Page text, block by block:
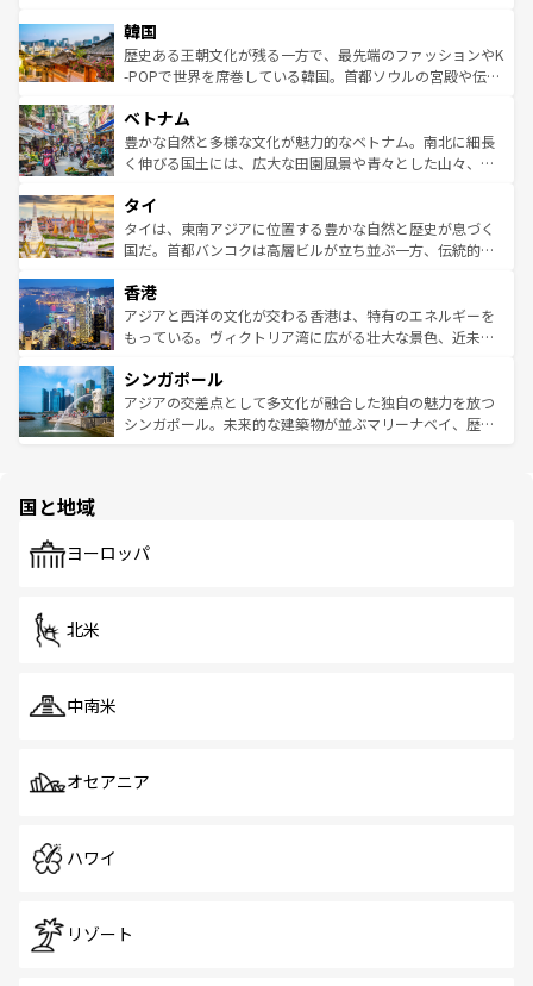
ワイを、存分に味わってほしい。 なお、新着のハワイ情報
はコンテンツ一覧を参照してほしい。
いる。アクティビティも充実しており、サーフィンやダイ
ビング、ハイキングなど、アウトドア好きにはたまらな
い。オーストラリアの多彩な魅力を存分に味わいつくそ
参照してほしい。
ン）、静ひつな山岳地帯である台湾東部など、都市の喧騒
と山間の静けさが共存しており、訪れる人に新しい発見と
驚きをもたらしてくれる。また、奥深い台湾の食文化も魅
容にもいいと評判のスイーツなど、バラエティ豊かな料理
が味わえる。 なお、新着の台湾情報は コンテンツ一覧を参
照してほしい。
韓国
歴史ある王朝文化が残る一方で、最先端のファッションやK
-POPで世界を席巻している韓国。首都ソウルの宮殿や伝統
き、地方に足を延ばせば四季折々の自然美を楽しむことが
できる。そして、キムチや焼肉、絶品のストリートフード
まで、さまざまな韓国料理が待っている。夜には、韓国な
リティに包まれながら、韓国の多彩な魅力を心ゆくまで味
わってみてほしい。 なお、新着の韓国情報はコンテンツ一
覧を参照してほしい。
ベトナム
豊かな自然と多様な文化が魅力的なベトナム。南北に細長
く伸びる国土には、広大な田園風景や青々とした山々、世
急速な発展と共に伝統が息づく。ハノイの古い町並みやホ
ーチミン市のフランス統治時代の建物も、独特の雰囲気を
醸し出している。また、バラエティの豊かさとおいしさで
とつ。フォーやバインミー、ベトナムコーヒーなどは、ぜ
ひ現地で味わいたい。どの地域を訪れてもあたたかい人々
が旅行者を迎えてくれるので、きっと忘れられない旅にな
参照してほしい。
タイ
タイは、東南アジアに位置する豊かな自然と歴史が息づく
国だ。首都バンコクは高層ビルが立ち並ぶ一方、伝統的な
の活気が交差している。北部ではチェンマイなどの山岳地
帯で自然と触れ合い、南部ではプーケットやクラビの美し
いビーチでリゾート気分を楽しむことができる。タイ料理
激する。気候は一年中温暖で、どの季節にも異なる楽しみ
が待っている。親しみやすいタイの人々、仏教を中心とし
た文化、そして多様な観光資源が、訪れる旅人を魅了し続
香港
アジアと西洋の文化が交わる香港は、特有のエネルギーを
もっている。ヴィクトリア湾に広がる壮大な景色、近未来
み、どこを訪れても感動するはず。観光スポットが密集し
ており、効率よく見どころを回れるのも魅力。息をのむよ
うな絶景から文化的な体験まで、香港を存分に楽しみ尽く
シンガポール
アジアの交差点として多文化が融合した独自の魅力を放つ
シンガポール。未来的な建築物が並ぶマリーナベイ、歴史
で、ホーカーズは地元の風情を楽しめる外せないスポット
国と地域
ヨーロッパ
北米
中南米
オセアニア
ハワイ
リゾート